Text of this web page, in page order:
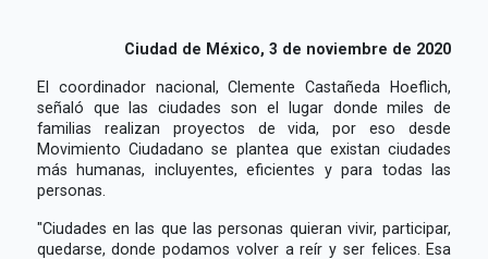
Ciudad de México, 3 de noviembre de 2020
El coordinador nacional, Clemente Castañeda Hoeflich,
señaló que las ciudades son el lugar donde miles de
familias realizan proyectos de vida, por eso desde
Movimiento Ciudadano se plantea que existan ciudades
más humanas, incluyentes, eficientes y para todas las
personas.
"Ciudades en las que las personas quieran vivir, participar,
quedarse, donde podamos volver a reír y ser felices. Esa